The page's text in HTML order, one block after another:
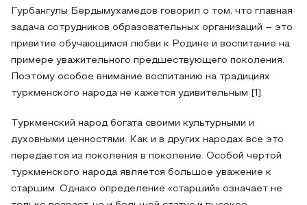
Гурбангулы Бердымухамедов говорил о том, что главная
задача сотрудников образовательных организаций – это
привитие обучающимся любви к Родине и воспитание на
примере уважительного предшествующего поколения.
Поэтому особое внимание воспитанию на традициях
туркменского народа не кажется удивительным [1].
Туркменский народ богата своими культурными и
духовными ценностями. Как и в других народах все это
передается из поколения в поколение. Особой чертой
туркменского народа является большое уважение к
старшим. Однако определение «старший» означает не